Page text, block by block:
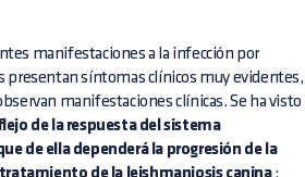
manifestaciones a la infección por
presentan síntomas clínicos muy evidentes,
manifestaciones clínicas. Se ha visto
de la respuesta del sistema
de ella dependerá la progresión de la
de la leishmaniosis canina: